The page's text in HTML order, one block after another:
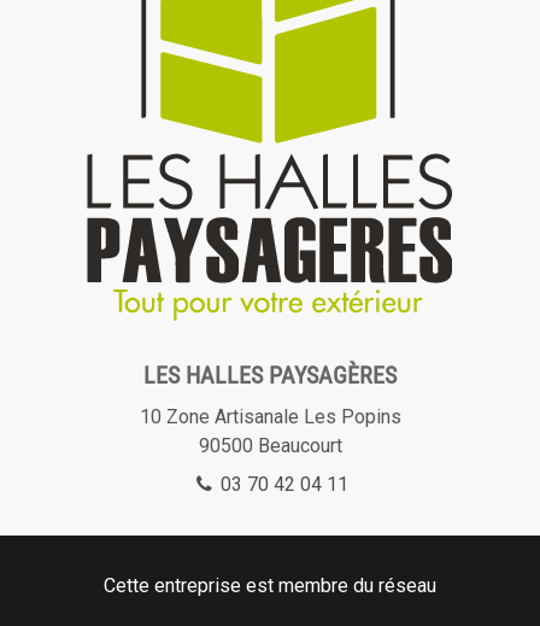
LES HALLES PAYSAGÈRES
10 Zone Artisanale Les Popins
90500 Beaucourt
03 70 42 04 11
Cette entreprise est membre du réseau